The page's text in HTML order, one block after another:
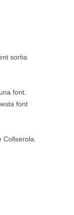
sortia
font.
font